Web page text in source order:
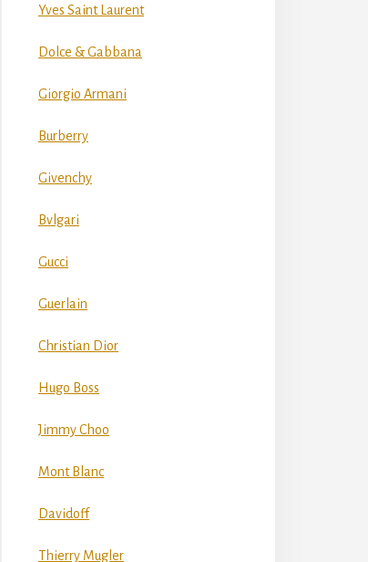
Yves Saint Laurent
Dolce & Gabbana
Giorgio Armani
Burberry
Givenchy
Bvlgari
Gucci
Guerlain
Christian Dior
Hugo Boss
Jimmy Choo
Mont Blanc
Davidoff
Thierry Mugler